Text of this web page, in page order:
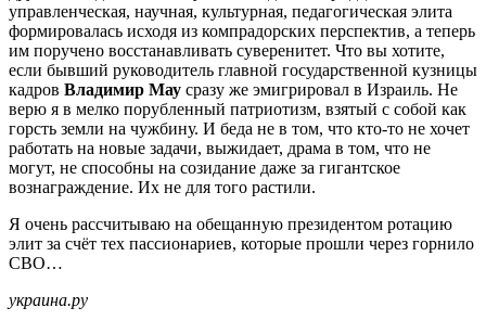
управленческая, научная, культурная, педагогическая элита
формировалась исходя из компрадорских перспектив, а теперь
им поручено восстанавливать суверенитет. Что вы хотите,
если бывший руководитель главной государственной кузницы
кадров Владимир Мау сразу же эмигрировал в Израиль. Не
верю я в мелко порубленный патриотизм, взятый с собой как
горсть земли на чужбину. И беда не в том, что кто-то не хочет
работать на новые задачи, выжидает, драма в том, что не
могут, не способны на созидание даже за гигантское
вознаграждение. Их не для того растили.
Я очень рассчитываю на обещанную президентом ротацию
элит за счёт тех пассионариев, которые прошли через горнило
СВО…
украина.ру